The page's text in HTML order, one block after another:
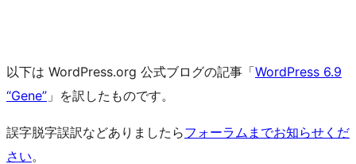
以下は WordPress.org 公式ブログの記事「WordPress 6.9
“Gene” 」を訳したものです。
誤字脱字誤訳などありましたらフォーラムまでお知らせくだ
さい。